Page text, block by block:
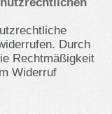
Durch
Rechtmäßigkeit
Widerruf